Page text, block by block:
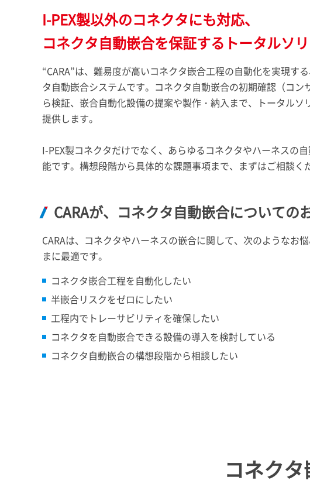
I-PEX製以外のコネクタにも対応、
コネクタ自動嵌合を保証するトータルソ
“CARA”は、難易度が高いコネクタ嵌合工程の自動化を実現する
タ自動嵌合システムです。コネクタ自動嵌合の初期確認（コン
ら検証、嵌合自動化設備の提案や製作・納入まで、トータルソ
提供します。
I-PEX製コネクタだけでなく、あらゆるコネクタやハーネスの
能です。構想段階から具体的な課題事項まで、まずはご相談く
CARAが、コネクタ自動嵌合についての
CARAは、コネクタやハーネスの嵌合に関して、次のようなお
まに最適です。
コネクタ嵌合工程を自動化したい
半嵌合リスクをゼロにしたい
工程内でトレーサビリティを確保したい
コネクタを自動嵌合できる設備の導入を検討している
コネクタ自動嵌合の構想段階から相談したい
コネクタ